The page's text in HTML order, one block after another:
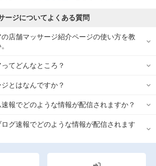
ージについてよくある質問
店舗マッサージ紹介ページの使い方を教
てどんなところ？
とはなんですか？
速報でどのような情報が配信されますか？
グ速報でどのような情報が配信されます